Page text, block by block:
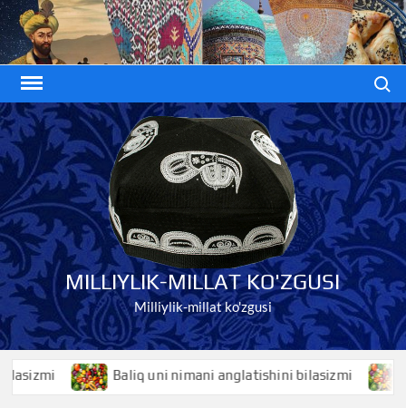
Skip
to
content
MILLIYLIK-MILLAT KO'ZGUSI
Milliylik-millat ko'zgusi
Baliq uni nimani anglatishini bilasizmi